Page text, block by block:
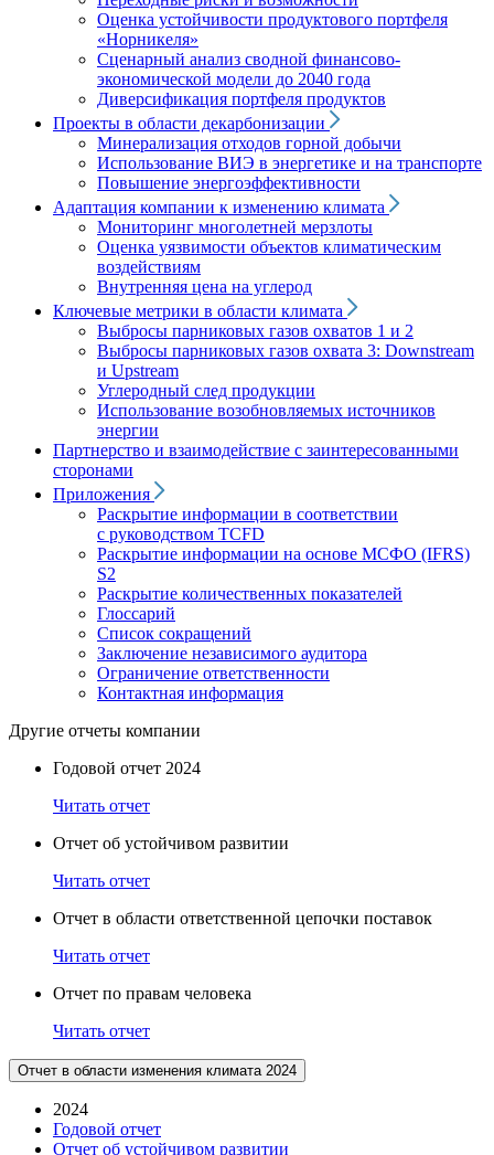
Оценка устойчивости продуктового портфеля
«Норникеля»
Сценарный анализ сводной финансово-
экономической модели до 2040 года
Диверсификация портфеля продуктов
Проекты в области декарбонизации
Минерализация отходов горной добычи
Использование ВИЭ в энергетике и на транспорте
Повышение энергоэффективности
Адаптация компании к изменению климата
Мониторинг многолетней мерзлоты
Оценка уязвимости объектов климатическим
воздействиям
Внутренняя цена на углерод
Ключевые метрики в области климата
Выбросы парниковых газов охватов 1 и 2
Выбросы парниковых газов охвата 3: Downstream
и Upstream
Углеродный след продукции
Использование возобновляемых источников
энергии
Партнерство и взаимодействие с заинтересованными
сторонами
Приложения
Раскрытие информации в соответствии
с руководством TCFD
Раскрытие информации на основе МСФО (IFRS)
S2
Раскрытие количественных показателей
Глоссарий
Список сокращений
Заключение независимого аудитора
Ограничение ответственности
Контактная информация
Другие отчеты компании
Годовой отчет 2024
Читать отчет
Отчет об устойчивом развитии
Читать отчет
Отчет в области ответственной цепочки поставок
Читать отчет
Отчет по правам человека
Читать отчет
Отчет в области изменения климата 2024
2024
Годовой отчет
Отчет об устойчивом развитии